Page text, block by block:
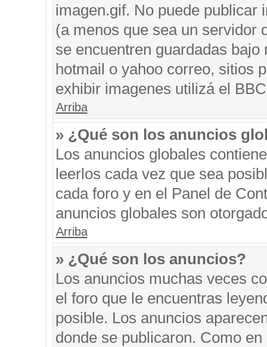
imagen.gif. No puede publicar
(a menos que sea un servidor
se encuentren guardadas
hotmail o yahoo correo, sitios
exhibir imagenes utilizá el
Arriba
» ¿Qué son los anuncios
Los anuncios globales
leerlos cada vez que sea
cada foro y en el Panel de
anuncios globales son
Arriba
» ¿Qué son los anuncios?
Los anuncios muchas veces
el foro que le encuentras
posible. Los anuncios
donde se publicaron. Como